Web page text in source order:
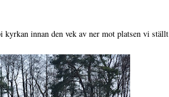
innan den vek av ner mot platsen vi ställt